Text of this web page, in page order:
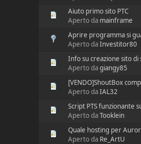
Aiuto primo sito PTC
Aperto da mainframe
Aprire programma si
Aperto daInvestitor80
Info su creazione sito di
Aperto dagiangy85
[VENDO]ShoutBox
Aperto daIAL32
Script PTS funzionante
Aperto daTooklein
Quale hosting per
Aperto da Re_ArtU